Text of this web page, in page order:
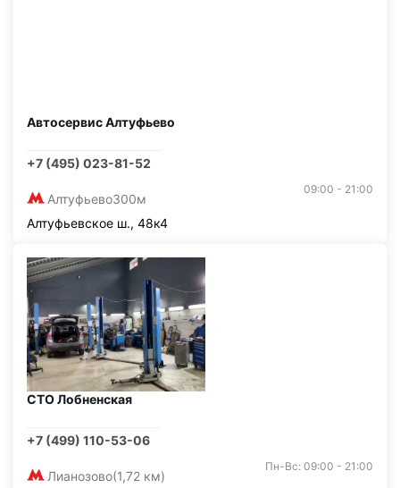
Автосервис Алтуфьево
+7 (495) 023-81-52
Алтуфьево300м
09:00 - 21:00
Алтуфьевское ш., 48к4
СТО Лобненская
+7 (499) 110-53-06
Лианозово(1,72 км)
Пн-Вс: 09:00 - 21:00